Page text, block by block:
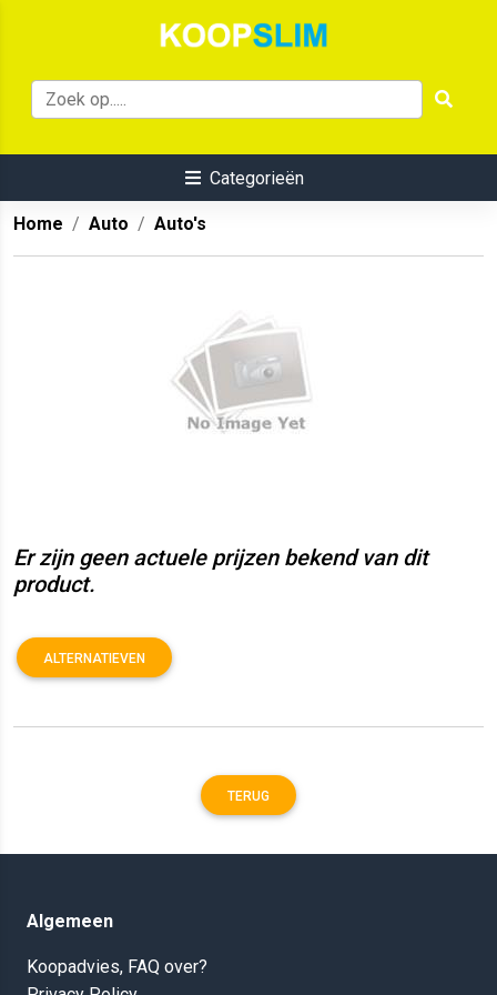
Categorieën
Home Auto Auto's
Er zijn geen actuele prijzen bekend van dit
product.
ALTERNATIEVEN
TERUG
Algemeen
Koopadvies, FAQ over?